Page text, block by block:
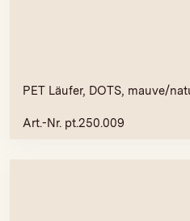
PET Läufer, DOTS, mauve/
Art.-Nr. pt.250.009